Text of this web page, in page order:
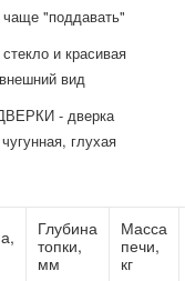
чаще "поддавать"
и красивая
вид
- дверка
глухая
Глубина
топки,
мм
Масса
печи,
кг